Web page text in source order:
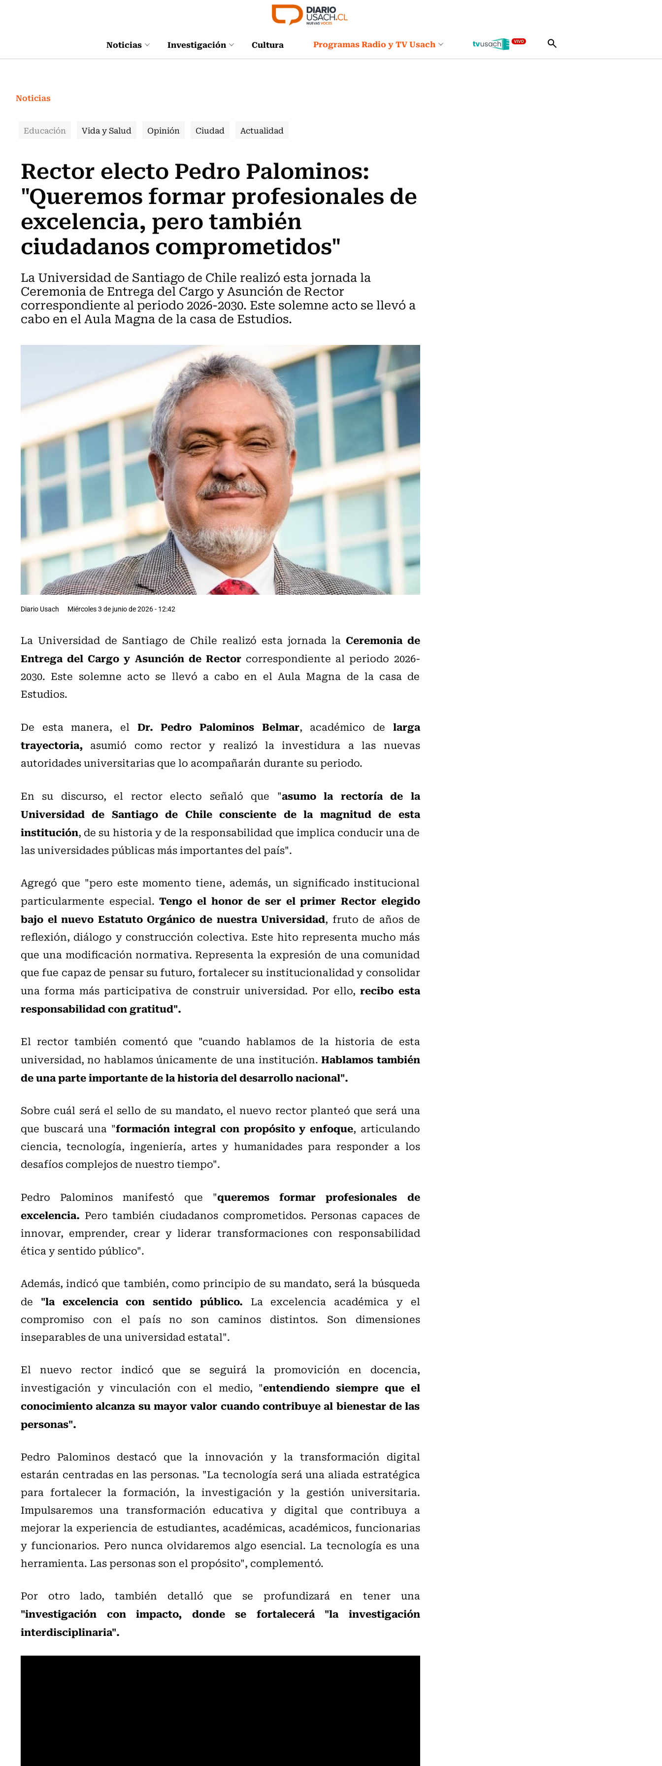
Noticias Investigación Cultura Programas Radio y TV Usach
Noticias
Educación Vida y Salud Opinión Ciudad Actualidad
Rector electo Pedro Palominos:
"Queremos formar profesionales de
excelencia, pero también
ciudadanos comprometidos"
La Universidad de Santiago de Chile realizó esta jornada la
Ceremonia de Entrega del Cargo y Asunción de Rector
correspondiente al periodo 2026-2030. Este solemne acto se llevó a
cabo en el Aula Magna de la casa de Estudios.
Diario Usach Miércoles 3 de junio de 2026 - 12:42
La Universidad de Santiago de Chile realizó esta jornada laCeremonia de
Entrega del Cargo y Asunción de Rectorcorrespondiente al periodo 2026-
2030. Este solemne acto se llevó a cabo en el Aula Magna de la casa de
Estudios.
De esta manera, el Dr. Pedro Palominos Belmar, académico de larga
trayectoria, asumió como rector y realizó la investidura a las nuevas
autoridades universitarias que lo acompañarán durante su periodo.
En su discurso, el rector electo señaló que "asumo la rectoría de la
Universidad de Santiago de Chile consciente de la magnitud de esta
institución, de su historia y de la responsabilidad que implica conducir una de
las universidades públicas más importantes del país".
Agregó que "pero este momento tiene, además, un significado institucional
particularmente especial.Tengo el honor de ser el primer Rector elegido
bajo el nuevo Estatuto Orgánico de nuestra Universidad, fruto de años de
reflexión, diálogo y construcción colectiva. Este hito representa mucho más
que una modificación normativa. Representa la expresión de una comunidad
que fue capaz de pensar su futuro, fortalecer su institucionalidad y consolidar
una forma más participativa de construir universidad. Por ello,recibo esta
responsabilidad con gratitud".
El rector también comentó que "cuando hablamos de la historia de esta
universidad, no hablamos únicamente de una institución.Hablamos también
de una parte importante de la historia del desarrollo nacional".
Sobre cuál será el sello de su mandato, el nuevo rector planteó que será una
que buscará una "formación integral con propósito y enfoque, articulando
ciencia, tecnología, ingeniería, artes y humanidades para responder a los
desafíos complejos de nuestro tiempo".
Pedro Palominos manifestó que "queremos formar profesionales de
excelencia. Pero también ciudadanos comprometidos. Personas capaces de
innovar, emprender, crear y liderar transformaciones con responsabilidad
ética y sentido público".
Además, indicó que también, como principio de su mandato, será la búsqueda
de "la excelencia con sentido público. La excelencia académica y el
compromiso con el país no son caminos distintos. Son dimensiones
inseparables de una universidad estatal".
El nuevo rector indicó que se seguirá la promovición en docencia,
investigación y vinculación con el medio, "entendiendo siempre que el
conocimiento alcanza su mayor valor cuando contribuye al bienestar de las
personas".
Pedro Palominos destacó que la innovación y la transformación digital
estarán centradas en las personas. "La tecnología será una aliada estratégica
para fortalecer la formación, la investigación y la gestión universitaria.
Impulsaremos una transformación educativa y digital que contribuya a
mejorar la experiencia de estudiantes, académicas, académicos, funcionarias
y funcionarios. Pero nunca olvidaremos algo esencial. La tecnología es una
herramienta. Las personas son el propósito", complementó.
Por otro lado, también detalló que se profundizará en tener una
"investigación con impacto, donde se fortalecerá "la investigación
interdisciplinaria".